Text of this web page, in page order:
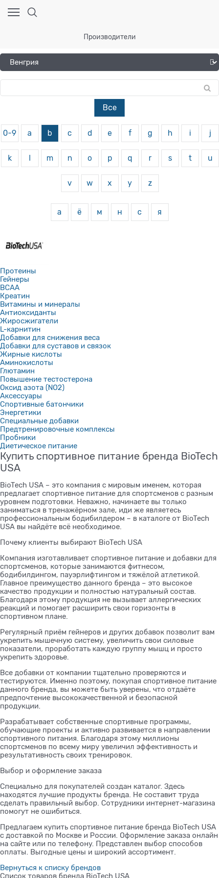
Производители
Все
0-9 a b c d e f g h i j
k m n o p q r s t u
v w x y z
а ё м н с я
Протеины
Гейнеры
BCAA
Креатин
Витамины и минералы
Антиоксиданты
Жиросжигатели
L-карнитин
Добавки для снижения веса
Добавки для суставов и связок
Жирные кислоты
Аминокислоты
Глютамин
Повышение тестостерона
Оксид азота (NO2)
Аксессуары
Спортивные батончики
Энергетики
Специальные добавки
Предтренировочные комплексы
Пробники
Диетическое питание
Купить спортивное питание бренда BioTech
USA
BioTech USA – это компания с мировым именем, которая
предлагает спортивное питание для спортсменов с разным
уровнем подготовки. Неважно, начинаете вы только
заниматься в тренажёрном зале, иди же являетесь
профессиональным бодибилдером – в каталоге от BioTech
USA вы найдёте всё необходимое.
Почему клиенты выбирают BioTech USA
Компания изготавливает спортивное питание и добавки для
спортсменов, которые занимаются фитнесом,
бодибилдингом, пауэрлифтингом и тяжёлой атлетикой.
Главное преимущество данного бренда – это высокое
качество продукции и полностью натуральный состав.
Благодаря этому продукция не вызывает аллергических
реакций и помогает расширить свои горизонты в
спортивном плане.
Регулярный приём гейнеров и других добавок позволит вам
укрепить мышечную систему, увеличить свои силовые
показатели, проработать каждую группу мышц и просто
укрепить здоровье.
Все добавки от компании тщательно проверяются и
тестируются. Именно поэтому, покупая спортивное питание
данного бренда, вы можете быть уверены, что отдаёте
предпочтение высококачественной и безопасной
продукции.
Разрабатывает собственные спортивные программы,
обучающие проекты и активно развивается в направлении
спортивного питания. Благодаря этому миллионы
спортсменов по всему миру увеличил эффективность и
результативность своих тренировок.
Выбор и оформление заказа
Специально для покупателей создан каталог. Здесь
находятся лучшие продукты бренда. Не составит труда
сделать правильный выбор. Сотрудники интернет-магазина
помогут не ошибиться.
Предлагаем купить спортивное питание бренда BioTech USA
с доставкой по Москве и России. Оформление заказа онлайн
на сайте или по телефону. Представлен выбор способов
оплаты. Выгодные цены и широкий ассортимент.
Вернуться к списку брендов
Список товаров бренда BioTech USA